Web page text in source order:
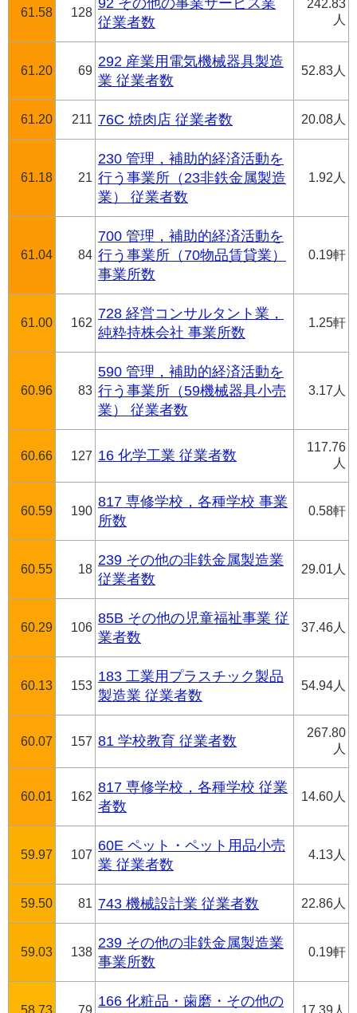
61.58 128
92 その他の事業サービス業
従業者数
242.83
人
61.20 69
292 産業用電気機械器具製造
業 従業者数
52.83人
61.20 211 76C 焼肉店 従業者数 20.08人
61.18 21
230 管理，補助的経済活動を
行う事業所（23非鉄金属製造
業） 従業者数
1.92人
61.04 84
700 管理，補助的経済活動を
行う事業所（70物品賃貸業）
事業所数
0.19軒
61.00 162
728 経営コンサルタント業，
純粋持株会社 事業所数
1.25軒
60.96 83
590 管理，補助的経済活動を
行う事業所（59機械器具小売
業） 従業者数
3.17人
60.66 127 16 化学工業 従業者数
117.76
人
60.59 190
817 専修学校，各種学校 事業
所数
0.58軒
60.55 18
239 その他の非鉄金属製造業
従業者数
29.01人
60.29 106
85B その他の児童福祉事業 従
業者数
37.46人
60.13 153
183 工業用プラスチック製品
製造業 従業者数
54.94人
60.07 157 81 学校教育 従業者数
267.80
人
60.01 162
817 専修学校，各種学校 従業
者数
14.60人
59.97 107
60E ペット・ペット用品小売
業 従業者数
4.13人
59.50 81 743 機械設計業 従業者数 22.86人
59.03 138
239 その他の非鉄金属製造業
事業所数
0.19軒
58.73 79
166 化粧品・歯磨・その他の
17.39人